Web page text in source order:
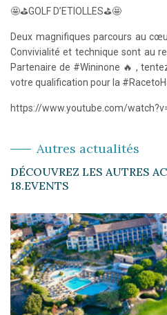
🤩⛳GOLF D’ETIOLLES⛳🤩
Deux magnifiques parcours au
Convivialité et technique sont au
Partenaire de #Wininone 🔥 ,
votre qualification pour la
https://www.youtube.com/
Autres actualités
DÉCOUVREZ LES AUTRES
18.EVENTS